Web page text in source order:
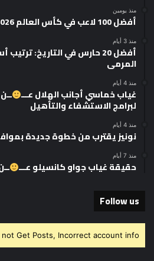
منذ يومين
أفضل 100 لاعب في كأس العالم 2026
منذ 3 أيام
أفضل 20 حارس في التاريخ:
المرمى
منذ 4 أيام
غياب خماسي أجانب الهلال عـــ
لبرامج الاستشفاء والتأهيل
منذ 4 أيام
نونيز يقترب من خطوة جديدة
منذ 7 أيام
حقيقة غياب جواو كانسيلو عـــ
Follow us
not Get Posts, Incorrect account info.